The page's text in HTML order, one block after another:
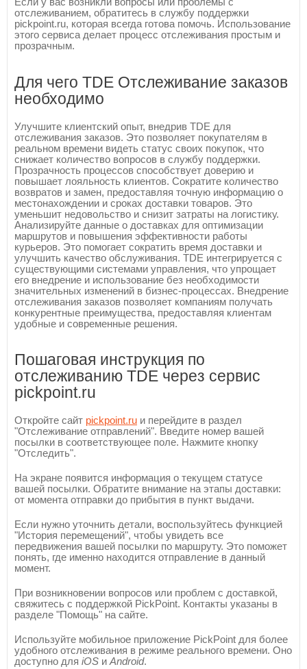
отслеживанием, обратитесь в службу поддержки
pickpoint.ru, которая всегда готова помочь. Использование
этого сервиса делает процесс отслеживания простым и
прозрачным.
Для чего TDE Отслеживание заказов
необходимо
Улучшите клиентский опыт, внедрив TDE для
отслеживания заказов. Это позволяет покупателям в
реальном времени видеть статус своих покупок, что
снижает количество вопросов в службу поддержки.
Прозрачность процессов способствует доверию и
повышает лояльность клиентов. Сократите количество
возвратов и замен, предоставляя точную информацию о
местонахождении и сроках доставки товаров. Это
уменьшит недовольство и снизит затраты на логистику.
Анализируйте данные о доставках для оптимизации
маршрутов и повышения эффективности работы
курьеров. Это помогает сократить время доставки и
улучшить качество обслуживания. TDE интегрируется с
существующими системами управления, что упрощает
его внедрение и использование без необходимости
значительных изменений в бизнес-процессах. Внедрение
отслеживания заказов позволяет компаниям получать
конкурентные преимущества, предоставляя клиентам
удобные и современные решения.
Пошаговая инструкция по
отслеживанию TDE через сервис
pickpoint.ru
Откройте сайт pickpoint.ru и перейдите в раздел
"Отслеживание отправлений". Введите номер вашей
посылки в соответствующее поле. Нажмите кнопку
"Отследить".
На экране появится информация о текущем статусе
вашей посылки. Обратите внимание на этапы доставки:
от момента отправки до прибытия в пункт выдачи.
Если нужно уточнить детали, воспользуйтесь функцией
"История перемещений", чтобы увидеть все
передвижения вашей посылки по маршруту. Это поможет
понять, где именно находится отправление в данный
момент.
При возникновении вопросов или проблем с доставкой,
свяжитесь с поддержкой PickPoint. Контакты указаны в
разделе "Помощь" на сайте.
Используйте мобильное приложение PickPoint для более
удобного отслеживания в режиме реального времени. Оно
доступно для iOS и Android.